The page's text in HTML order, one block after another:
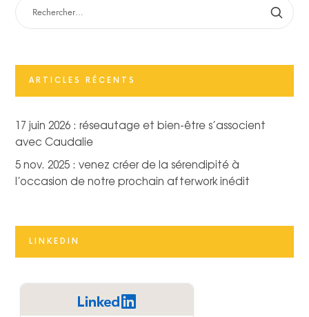
ARTICLES RÉCENTS
17 juin 2026 : réseautage et bien-être s’associent
avec Caudalie
5 nov. 2025 : venez créer de la sérendipité à
l’occasion de notre prochain afterwork inédit
LINKEDIN